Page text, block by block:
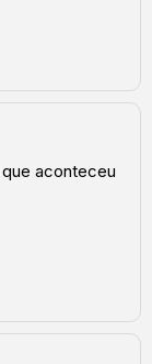
aconteceu